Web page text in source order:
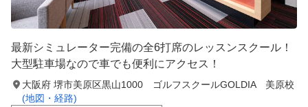
最新シミュレーター完備の全6打席のレッスンスクール！
大型駐車場なので車でも便利にアクセス！
大阪府 堺市美原区黒山1000 ゴルフスクールGOLDIA 美原校
(地図・経路)